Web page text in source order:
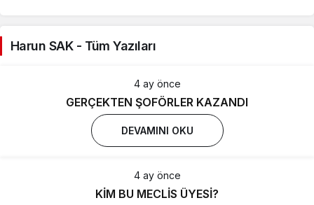
Harun SAK - Tüm Yazıları
4 ay önce
GERÇEKTEN ŞOFÖRLER KAZANDI
DEVAMINI OKU
4 ay önce
KİM BU MECLİS ÜYESİ?